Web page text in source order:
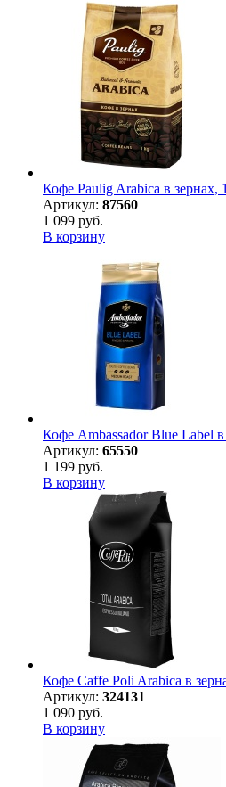
Кофе Paulig Arabica в зернах,
Артикул: 87560
1 099 руб.
В корзину
Кофе Ambassador Blue Label в
Артикул: 65550
1 199 руб.
В корзину
Кофе Caffe Poli Arabica в
Артикул: 324131
1 090 руб.
В корзину